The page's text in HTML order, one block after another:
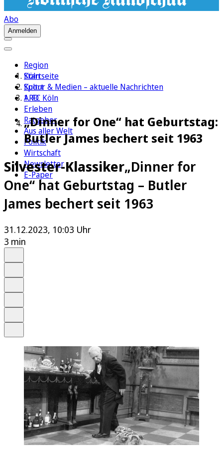
Abo
Anmelden
Region
Köln
Sport
1. FC Köln
Erleben
Ratgeber
Aus aller Welt
Politik
Wirtschaft
Newsletter
E-Paper
Startseite
Kultur & Medien – aktuelle Nachrichten
ARD
„Dinner for One“ hat Geburtstag:
Butler James bechert seit 1963
Silvester-Klassiker„Dinner for
One“ hat Geburtstag – Butler
James bechert seit 1963
31.12.2023, 10:03 Uhr
3 min